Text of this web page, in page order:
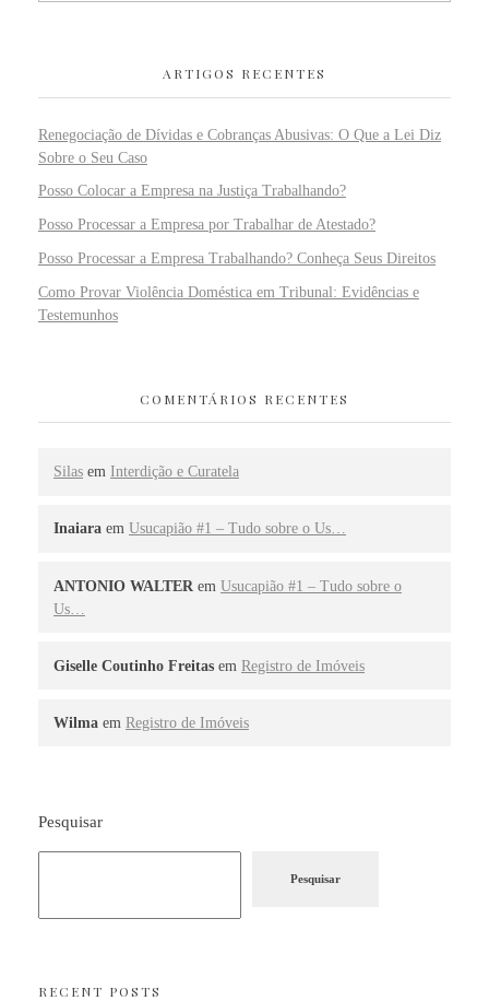
ARTIGOS RECENTES
Renegociação de Dívidas e Cobranças Abusivas: O Que a Lei Diz
Sobre o Seu Caso
Posso Colocar a Empresa na Justiça Trabalhando?
Posso Processar a Empresa por Trabalhar de Atestado?
Posso Processar a Empresa Trabalhando? Conheça Seus Direitos
Como Provar Violência Doméstica em Tribunal: Evidências e
Testemunhos
COMENTÁRIOS RECENTES
Silas em Interdição e Curatela
Inaiara em Usucapião #1 – Tudo sobre o Us…
ANTONIO WALTER em Usucapião #1 – Tudo sobre o
Us…
Giselle Coutinho Freitas em Registro de Imóveis
Wilma em Registro de Imóveis
Pesquisar
Pesquisar
RECENT POSTS